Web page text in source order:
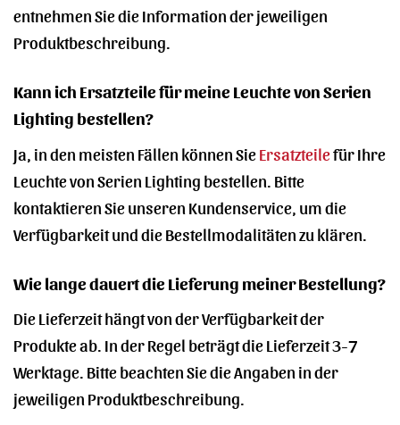
entnehmen Sie die Information der jeweiligen
Produktbeschreibung.
Kann ich Ersatzteile für meine Leuchte von Serien
Lighting bestellen?
Ja, in den meisten Fällen können SieErsatzteilefür Ihre
Leuchte von Serien Lighting bestellen. Bitte
kontaktieren Sie unseren Kundenservice, um die
Verfügbarkeit und die Bestellmodalitäten zu klären.
Wie lange dauert die Lieferung meiner Bestellung?
Die Lieferzeit hängt von der Verfügbarkeit der
Produkte ab. In der Regel beträgt die Lieferzeit 3-7
Werktage. Bitte beachten Sie die Angaben in der
jeweiligen Produktbeschreibung.